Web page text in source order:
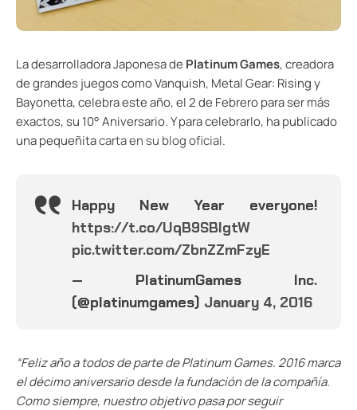
La desarrolladora Japonesa de Platinum Games, creadora
de grandes juegos como Vanquish, Metal Gear: Rising y
Bayonetta, celebra este año, el 2 de Febrero para ser más
exactos, su 10° Aniversario. Y para celebrarlo, ha publicado
una pequeñitacarta en su blog oficial.
Happy New Year everyone!
https://t.co/UqB9SBlgtW
pic.twitter.com/ZbnZZmFzyE
— PlatinumGames Inc.
(@platinumgames) January 4, 2016
“Feliz año a todos de parte de Platinum Games. 2016 marca
el décimo aniversario desde la fundación de la compañía.
Como siempre, nuestro objetivo pasa por seguir